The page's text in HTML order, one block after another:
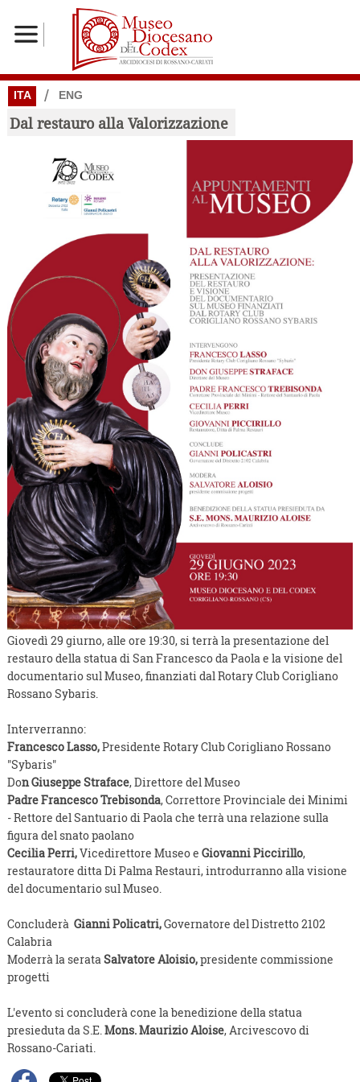
ITA / ENG
Dal restauro alla Valorizzazione
Giovedì 29 giurno, alle ore 19:30, si terrà la presentazione del
restauro della statua di San Francesco da Paola e la visione del
documentario sul Museo, finanziati dal Rotary Club Corigliano
Rossano Sybaris.
Interverranno:
Francesco Lasso,Presidente Rotary Club Corigliano Rossano
"Sybaris"
Don Giuseppe Straface, Direttore del Museo
Padre Francesco Trebisonda, Correttore Provinciale dei Minimi
- Rettore del Santuario di Paola che terrà una relazione sulla
figura del snato paolano
Cecilia Perri,Vicedirettore Museo e Giovanni Piccirillo,
restauratore ditta Di Palma Restauri, introdurranno alla visione
del documentario sul Museo.
Concluderà Gianni Policatri,Governatore del Distretto 2102
Calabria
Moderrà la serataSalvatore Aloisio,presidente commissione
progetti
L'evento si concluderà cone la benedizione della statua
presieduta da S.E.Mons. Maurizio Aloise, Arcivescovo di
Rossano-Cariati.